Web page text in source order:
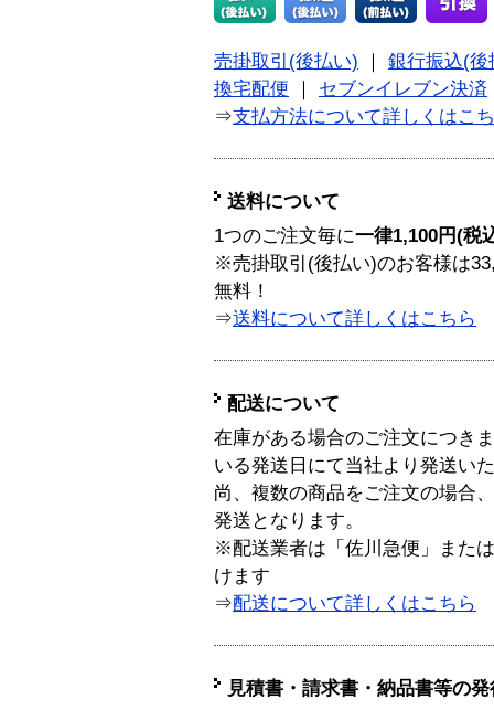
売掛取引(後払い)
銀行振込(後
換宅配便
セブンイレブン決済
⇒支払方法について詳しくはこ
送料について
1つのご注文毎に一律1,100円(税
※売掛取引(後払い)のお客様は
無料！
⇒送料について詳しくはこちら
配送について
在庫がある場合のご注文につき
いる発送日にて当社より発送い
尚、複数の商品をご注文の場合
発送となります。
※配送業者は「佐川急便」また
けます
⇒配送について詳しくはこちら
見積書・請求書・納品書等の